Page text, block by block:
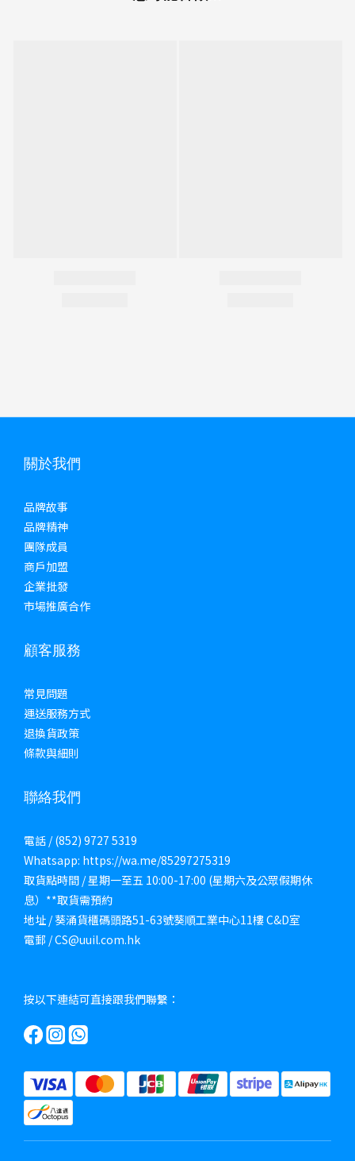
關於我們
品牌故事
品牌精神
團隊成員
商戶加盟
企業批發
市場推廣合作
顧客服務
常見問題
運送服務方式
退換貨政策
條款與細則
聯絡我們
電話 / (852) 9727 5319
Whatsapp: https://wa.me/85297275319
取貨點時間 / 星期一至五 10:00-17:00 (星期六及公眾假期休
息）**取貨需預約
地址 / 葵涌貨櫃碼頭路51-63號葵順工業中心11樓 C&D室
電郵 / CS@uuil.com.hk
按以下連結可直接跟我們聯繫：